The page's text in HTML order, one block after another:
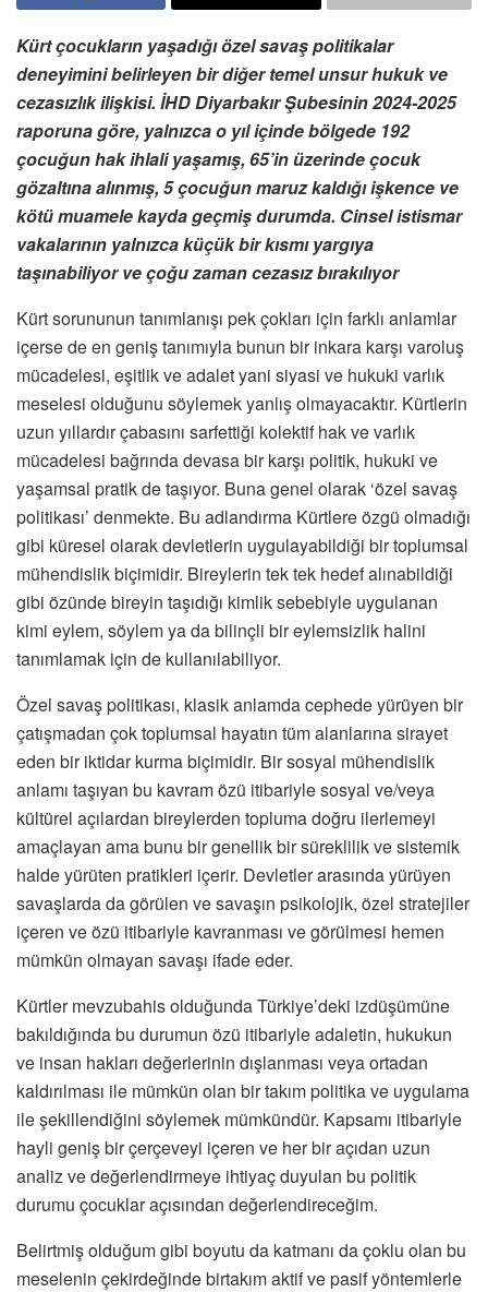
Kürt çocukların yaşadığı özel savaş politikalar
deneyimini belirleyen bir diğer temel unsurhukuk ve
cezasızlıkilişkisi. İHD Diyarbakır Şubesinin 2024-2025
raporuna göre, yalnızca o yıl içinde bölgede 192
çocuğun hak ihlali yaşamış, 65’in üzerinde çocuk
gözaltına alınmış, 5 çocuğun maruz kaldığı işkence ve
kötü muamele kayda geçmiş durumda. Cinsel istismar
vakalarının yalnızca küçük bir kısmı yargıya
taşınabiliyor ve çoğu zaman cezasız bırakılıyor
Kürt sorununun tanımlanışı pek çokları için farklı anlamlar
içerse de en geniş tanımıyla bunun bir inkara karşı varoluş
mücadelesi, eşitlik ve adalet yani siyasi ve hukuki varlık
meselesi olduğunu söylemek yanlış olmayacaktır. Kürtlerin
uzun yıllardır çabasını sarfettiği kolektif hak ve varlık
mücadelesi bağrında devasa bir karşı politik, hukuki ve
yaşamsal pratik de taşıyor. Buna genel olarak ‘özel savaş
politikası’ denmekte. Bu adlandırma Kürtlere özgü olmadığı
gibi küresel olarak devletlerin uygulayabildiği bir toplumsal
mühendislik biçimidir. Bireylerin tek tek hedef alınabildiği
gibi özünde bireyin taşıdığı kimlik sebebiyle uygulanan
kimi eylem, söylem ya da bilinçli bir eylemsizlik halini
tanımlamak için de kullanılabiliyor.
Özel savaş politikası, klasik anlamda cephede yürüyen bir
çatışmadan çok toplumsal hayatın tüm alanlarına sirayet
eden bir iktidar kurma biçimidir. Bir sosyal mühendislik
anlamı taşıyan bu kavram özü itibariyle sosyal ve/veya
kültürel açılardan bireylerden topluma doğru ilerlemeyi
amaçlayan ama bunu bir genellik bir süreklilik ve sistemik
halde yürüten pratikleri içerir. Devletler arasında yürüyen
savaşlarda da görülen ve savaşın psikolojik, özel stratejiler
içeren ve özü itibariyle kavranması ve görülmesi hemen
mümkün olmayan savaşı ifade eder.
Kürtler mevzubahis olduğunda Türkiye’deki izdüşümüne
bakıldığında bu durumun özü itibariyle adaletin, hukukun
ve insan hakları değerlerinin dışlanması veya ortadan
kaldırılması ile mümkün olan bir takım politika ve uygulama
ile şekillendiğini söylemek mümkündür. Kapsamı itibariyle
hayli geniş bir çerçeveyi içeren ve her bir açıdan uzun
analiz ve değerlendirmeye ihtiyaç duyulan bu politik
durumu çocuklar açısından değerlendireceğim.
Belirtmiş olduğum gibi boyutu da katmanı da çoklu olan bu
meselenin çekirdeğinde birtakım aktif ve pasif yöntemlerle